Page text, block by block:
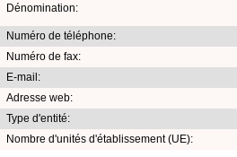
Dénomination:
Numéro de téléphone:
Numéro de fax:
E-mail:
Adresse web:
Type d'entité:
Nombre d'unités d'établissement (UE):